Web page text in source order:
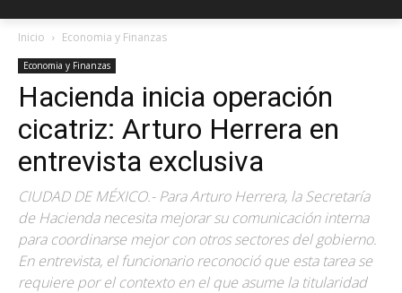
Inicio Economia y Finanzas
Economia y Finanzas
Hacienda inicia operación
cicatriz: Arturo Herrera en
entrevista exclusiva
CIUDAD DE MÉXICO.- Para Arturo Herrera, la Secretaría
de Hacienda necesita mejorar su comunicación interna
para coordinarse mejor con otros sectores del gobierno.
En entrevista, el funcionario reconoció que esta tarea se
requiere por el contexto en el que asume la titularidad